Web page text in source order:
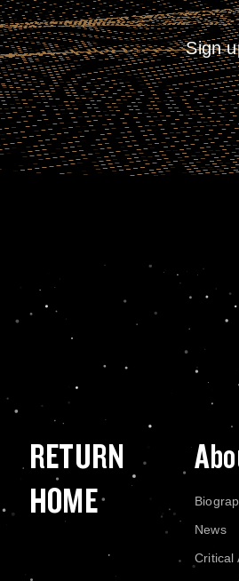
Sign
RETURN
HOME
News
Critical